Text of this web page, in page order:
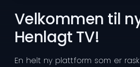
Velkommen til
Henlagt TV!
En helt ny plattform som er